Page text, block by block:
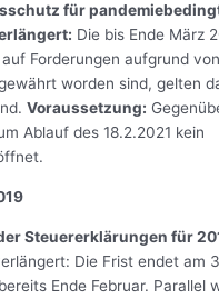
für
Die bis Ende März
Forderungen aufgrund
worden sind, gelten
Voraussetzung:
Ablauf des 18.2.2021 kein
Steuererklärungen für
Die Frist endet am
Ende Februar. Parallel